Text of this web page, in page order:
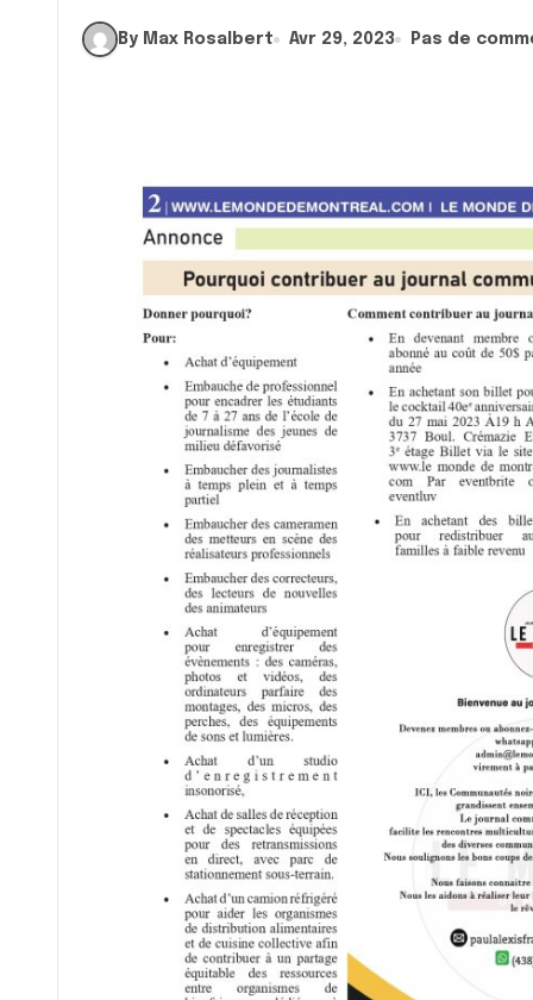
By Max Rosalbert Avr 29, 2023 Pas de